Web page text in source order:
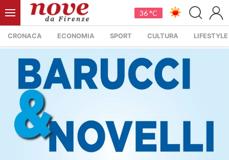
36 °C
CRONACA ECONOMIA SPORT CULTURA LIFESTYLE